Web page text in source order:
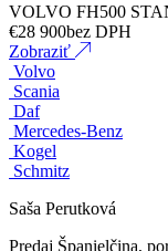
VOLVO FH500
€28 900bez DPH
Zobraziť
Volvo
Scania
Daf
Mercedes-Benz
Kogel
Schmitz
Saša Perutková
Predaj Španielčina,